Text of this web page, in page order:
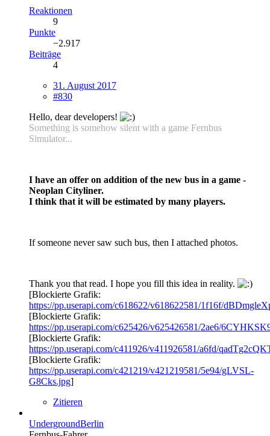
Reaktionen
9
Punkte
−2.917
Beiträge
4
31. August 2017
#830
Hello, dear developers!
Something is somehow silent with a game Fernbus
Simulator...
I have an offer on addition of the new bus in a game -
Neoplan Cityliner.
I think that it will be estimated by many players.
If someone never saw such bus, then I attached photos.
Thank you that read. I hope you fill this idea in reality.
[Blockierte Grafik:
https://pp.userapi.com/c618622/v618622581/1f16f/
[Blockierte Grafik:
https://pp.userapi.com/c625426/v625426581/2ae6/
[Blockierte Grafik:
https://pp.userapi.com/c411926/v411926581/a6fd/
[Blockierte Grafik:
https://pp.userapi.com/c421219/v421219581/5e94/gLVSL-
G8Cks.jpg]
Zitieren
UndergroundBerlin